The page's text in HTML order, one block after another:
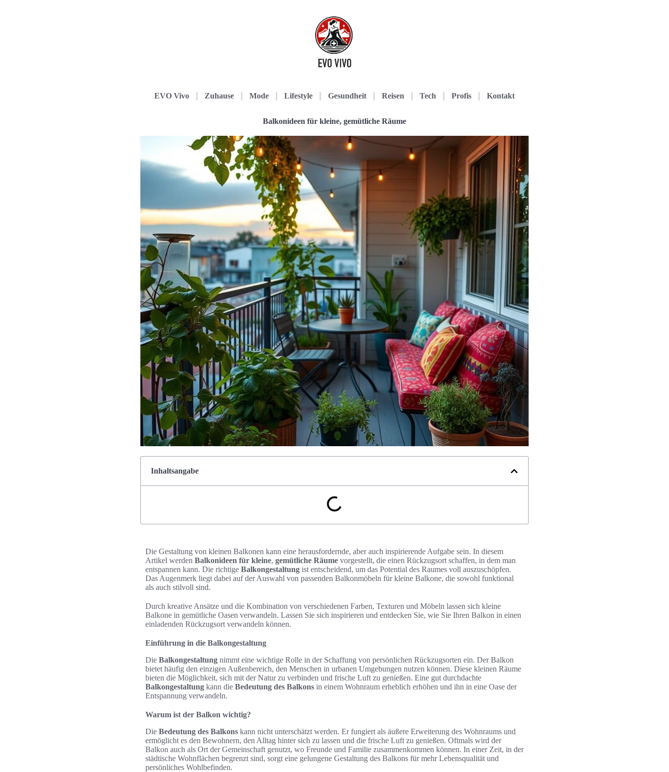
EVO Vivo Zuhause Mode Lifestyle Gesundheit Reisen Tech Profis Kontakt
Balkonideen für kleine, gemütliche Räume
Inhaltsangabe
Die Gestaltung von kleinen Balkonen kann eine herausfordernde, aber auch inspirierende Aufgabe sein. In diesem
Artikel werden Balkonideen für kleine, gemütliche Räume vorgestellt, die einen Rückzugsort schaffen, in dem man
entspannen kann. Die richtige Balkongestaltung ist entscheidend, um das Potential des Raumes voll auszuschöpfen.
Das Augenmerk liegt dabei auf der Auswahl von passenden Balkonmöbeln für kleine Balkone, die sowohl funktional
als auch stilvoll sind.
Durch kreative Ansätze und die Kombination von verschiedenen Farben, Texturen und Möbeln lassen sich kleine
Balkone in gemütliche Oasen verwandeln. Lassen Sie sich inspirieren und entdecken Sie, wie Sie Ihren Balkon in einen
einladenden Rückzugsort verwandeln können.
Einführung in die Balkongestaltung
Die Balkongestaltung nimmt eine wichtige Rolle in der Schaffung von persönlichen Rückzugsorten ein. Der Balkon
bietet häufig den einzigen Außenbereich, den Menschen in urbanen Umgebungen nutzen können. Diese kleinen Räume
bieten die Möglichkeit, sich mit der Natur zu verbinden und frische Luft zu genießen. Eine gut durchdachte
Balkongestaltung kann die Bedeutung des Balkons in einem Wohnraum erheblich erhöhen und ihn in eine Oase der
Entspannung verwandeln.
Warum ist der Balkon wichtig?
Die Bedeutung des Balkons kann nicht unterschätzt werden. Er fungiert als äußere Erweiterung des Wohnraums und
ermöglicht es den Bewohnern, den Alltag hinter sich zu lassen und die frische Luft zu genießen. Oftmals wird der
Balkon auch als Ort der Gemeinschaft genutzt, wo Freunde und Familie zusammenkommen können. In einer Zeit, in der
städtische Wohnflächen begrenzt sind, sorgt eine gelungene Gestaltung des Balkons für mehr Lebensqualität und
persönliches Wohlbefinden.